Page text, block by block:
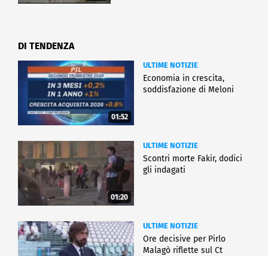
DI TENDENZA
01:52
ULTIME NOTIZIE
Economia in crescita,
soddisfazione di Meloni
01:20
ULTIME NOTIZIE
Scontri morte Fakir, dodici
gli indagati
ULTIME NOTIZIE
Ore decisive per Pirlo
Malagò riflette sul Ct